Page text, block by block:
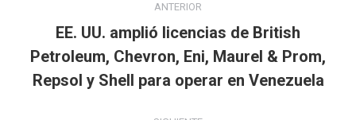
entre
publicaciones
ANTERIOR
Publicación
anterior:
EE. UU. amplió licencias de British
Petroleum, Chevron, Eni, Maurel & Prom,
Repsol y Shell para operar en Venezuela